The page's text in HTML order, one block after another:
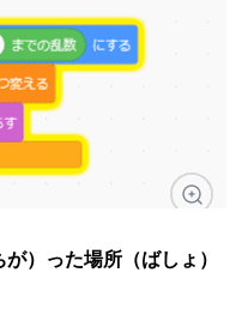
）った場所（ばしょ）